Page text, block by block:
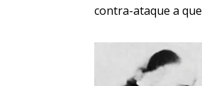
contra-ataque a